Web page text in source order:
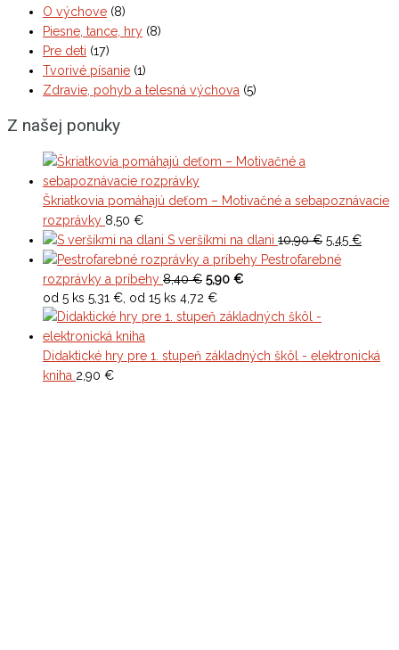
O výchove (8)
Piesne, tance, hry (8)
Pre deti (17)
Tvorivé písanie (1)
Zdravie, pohyb a telesná výchova (5)
Z našej ponuky
Škriatkovia pomáhajú deťom – Motivačné a sebapoznávacie
rozprávky 8,50 €
S veršíkmi na dlani 10,90€ Original
price
5,45 €
Pestrofarebné
rozprávky a príbehy 8,40 € 5,90 €
od 5 ks 5,31 €, od 15 ks 4,72 €
Didaktické hry pre 1. stupeň základných škôl - elektronická
kniha 2,90 €